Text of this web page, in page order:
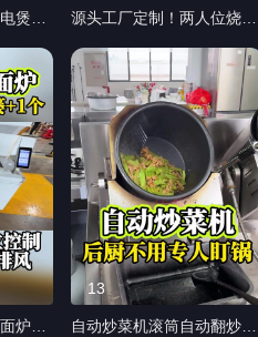
煲仔
光波
饪设
智能
音播
/铁锅/
猛火聚
匀不
多炉
。 支
数量/
煲仔饭
源头工厂定制！两人位烧烤
店岩板餐桌 两人位圆形烤炉
烧烤桌｜长方形烤炉烤肉桌
同步出货 整机2300瓦稳定
功率｜欧式插头即插即用
长风道降温｜桌底无风不烫
脚 工厂实拍测试，全球餐
设备定制 #烧烤桌 #烤肉桌
#烧烤桌商用 #烧烤桌厂家
餐饮家具
炉，
13
自动炒菜机滚筒自动翻炒，